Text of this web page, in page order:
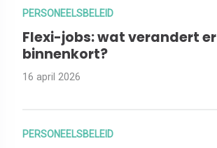
PERSONEELSBELEID
Flexi-jobs: wat verandert er
binnenkort?
16 april 2026
PERSONEELSBELEID